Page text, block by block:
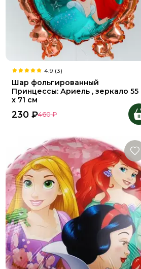
4.9 (3)
Шар фольгированный
Принцессы: Ариель , зеркало 55
х 71 см
230 ₽460 ₽